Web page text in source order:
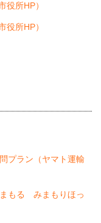
役所HP）
役所HP）
プラン（ヤマト運輸
もる みまもりほっ